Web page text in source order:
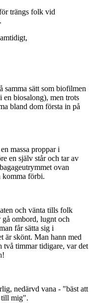
trängs folk vid
samma sätt som biofilmen
en biosalong), men trots
bland dom första in på
massa proppar i
en själv står och tar av
ovan
komma förbi.
och vänta tills folk
ombord, lugnt och
får sätta sig i
är skönt. Man hann med
två timmar tidigare, var det
nedärvd vana - "bäst att
till mig".